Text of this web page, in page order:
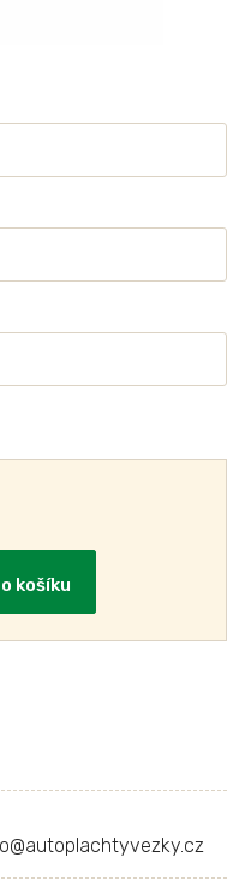
košíku
@autoplachtyvezky.cz